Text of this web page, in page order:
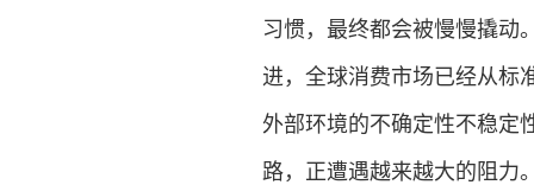
习惯，最终都会被慢慢撬动
进，全球消费市场已经从标
外部环境的不确定性不稳定
路，正遭遇越来越大的阻力